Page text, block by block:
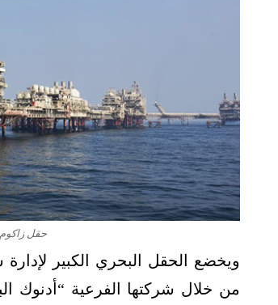
حقل
ويخضع الحقل البحري الكبير
من خلال شركتها الفرعية “أدنوك